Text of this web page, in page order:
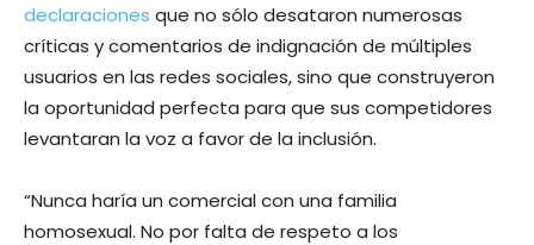
declaraciones que no sólo desataron numerosas
críticas y comentarios de indignación de múltiples
usuarios en las redes sociales, sino que construyeron
la oportunidad perfecta para que sus competidores
levantaran la voz a favor de la inclusión.
“Nunca haría un comercial con una familia
homosexual. No por falta de respeto a los